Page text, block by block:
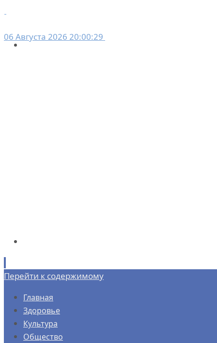
06 Августа 2026 20:00:29
Перейти к содержимому
Главная
Здоровье
Культура
Общество